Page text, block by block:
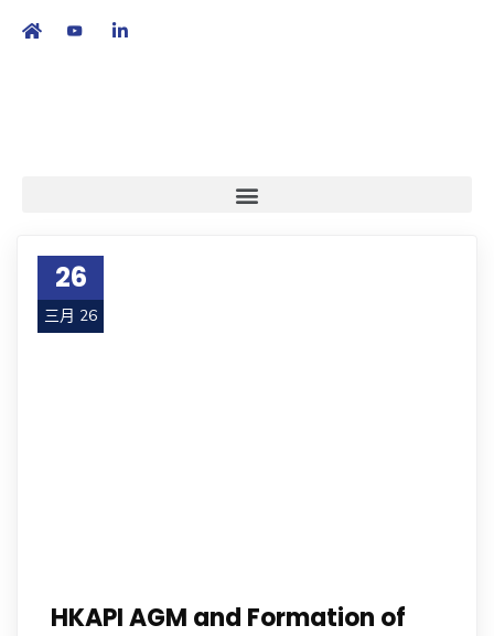
26
三月 26
HKAPI AGM and Formation of